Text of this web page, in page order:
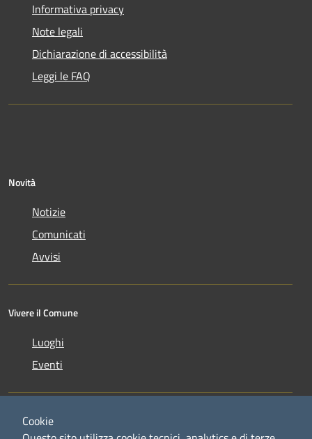
Informativa privacy
Note legali
Dichiarazione di accessibilità
Leggi le FAQ
Novità
Notizie
Comunicati
Avvisi
Vivere il Comune
Luoghi
Eventi
Cookie